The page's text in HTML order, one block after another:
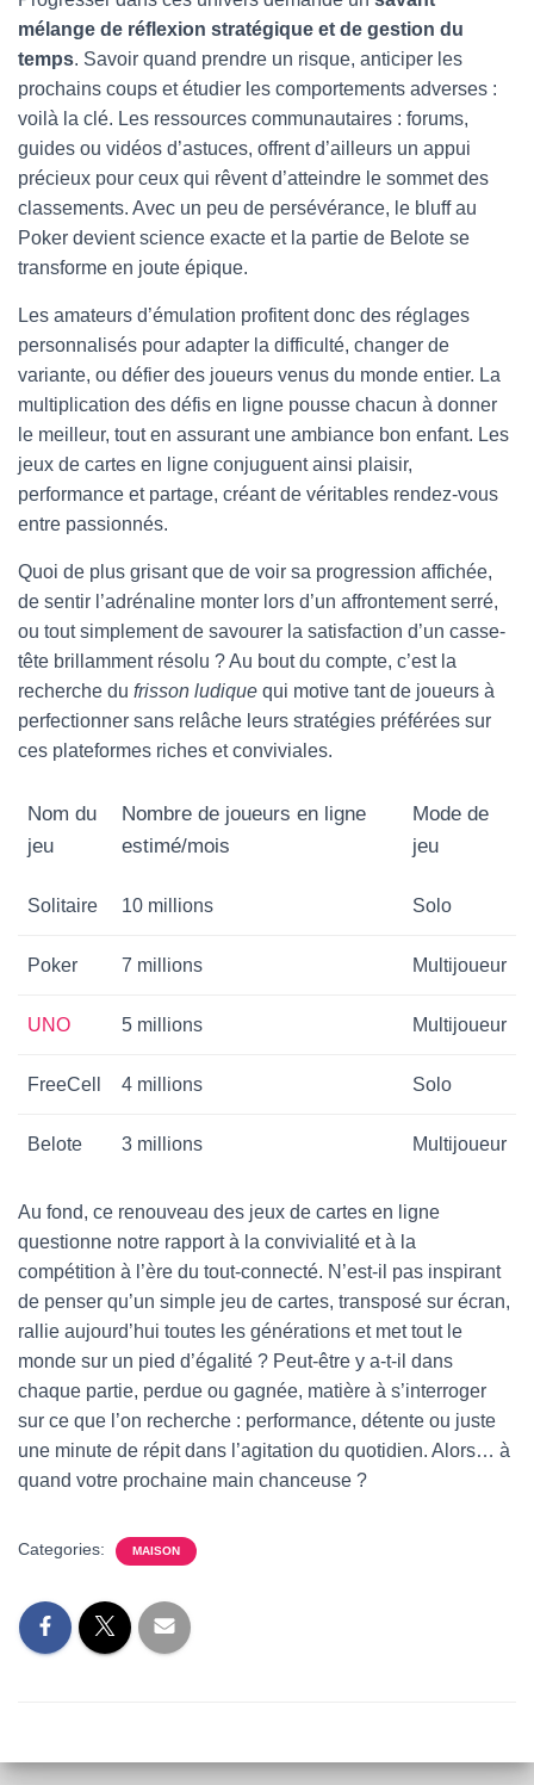
mélange de réflexion stratégique et de gestion du
temps. Savoir quand prendre un risque, anticiper les
prochains coups et étudier les comportements adverses :
voilà la clé. Les ressources communautaires : forums,
guides ou vidéos d’astuces, offrent d’ailleurs un appui
précieux pour ceux qui rêvent d’atteindre le sommet des
classements. Avec un peu de persévérance, le bluff au
Poker devient science exacte et la partie de Belote se
transforme en joute épique.
Les amateurs d’émulation profitent donc des réglages
personnalisés pour adapter la difficulté, changer de
variante, ou défier des joueurs venus du monde entier. La
multiplication des défis en ligne pousse chacun à donner
le meilleur, tout en assurant une ambiance bon enfant. Les
jeux de cartes en ligne conjuguent ainsi plaisir,
performance et partage, créant de véritables rendez-vous
entre passionnés.
Quoi de plus grisant que de voir sa progression affichée,
de sentir l’adrénaline monter lors d’un affrontement serré,
ou tout simplement de savourer la satisfaction d’un casse-
tête brillamment résolu ? Au bout du compte, c’est la
recherche du frisson ludique qui motive tant de joueurs à
perfectionner sans relâche leurs stratégies préférées sur
ces plateformes riches et conviviales.
Nom du
jeu
Nombre de joueurs en ligne
estimé/mois
Mode de
jeu
Solitaire 10 millions Solo
Poker 7 millions Multijoueur
UNO 5 millions Multijoueur
FreeCell 4 millions Solo
Belote 3 millions Multijoueur
Au fond, ce renouveau des jeux de cartes en ligne
questionne notre rapport à la convivialité et à la
compétition à l’ère du tout-connecté. N’est-il pas inspirant
de penser qu’un simple jeu de cartes, transposé sur écran,
rallie aujourd’hui toutes les générations et met tout le
monde sur un pied d’égalité ? Peut-être y a-t-il dans
chaque partie, perdue ou gagnée, matière à s’interroger
sur ce que l’on recherche : performance, détente ou juste
une minute de répit dans l’agitation du quotidien. Alors… à
quand votre prochaine main chanceuse ?
Categories: MAISON